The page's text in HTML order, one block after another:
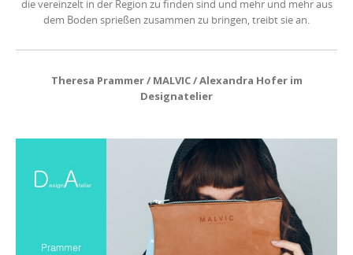
die vereinzelt in der Region zu finden sind und mehr und mehr aus
dem Boden sprießen zusammen zu bringen, treibt sie an.
Theresa Prammer / MALVIC / Alexandra Hofer im
Designatelier